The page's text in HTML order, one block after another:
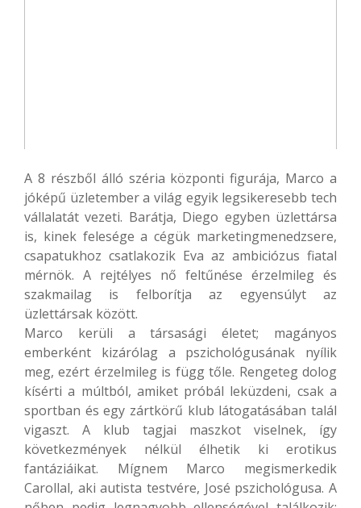
A 8 részből álló széria központi figurája, Marco a
jóképű üzletember a világ egyik legsikeresebb tech
vállalatát vezeti. Barátja, Diego egyben üzlettársa
is, kinek felesége a cégük marketingmenedzsere,
csapatukhoz csatlakozik Eva az ambiciózus fiatal
mérnök. A rejtélyes nő feltűnése érzelmileg és
szakmailag is felborítja az egyensúlyt az
üzlettársak között.
Marco kerüli a társasági életet; magányos
emberként kizárólag a pszichológusának nyílik
meg, ezért érzelmileg is függ tőle. Rengeteg dolog
kísérti a múltból, amiket próbál leküzdeni, csak a
sportban és egy zártkörű klub látogatásában talál
vigaszt. A klub tagjai maszkot viselnek, így
következmények nélkül élhetik ki erotikus
fantáziáikat. Mígnem Marco megismerkedik
Carollal, aki autista testvére, José pszichológusa. A